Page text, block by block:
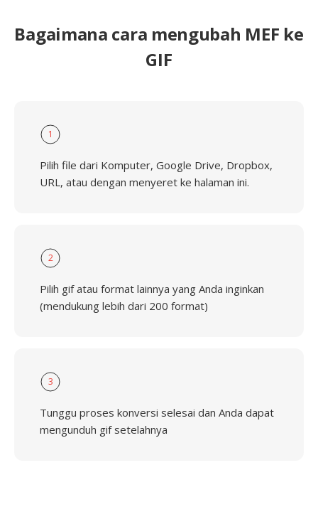
Bagaimana cara mengubah MEF ke
GIF
1
Pilih file dari Komputer, Google Drive, Dropbox,
URL, atau dengan menyeret ke halaman ini.
2
Pilih gif atau format lainnya yang Anda inginkan
(mendukung lebih dari 200 format)
3
Tunggu proses konversi selesai dan Anda dapat
mengunduh gif setelahnya